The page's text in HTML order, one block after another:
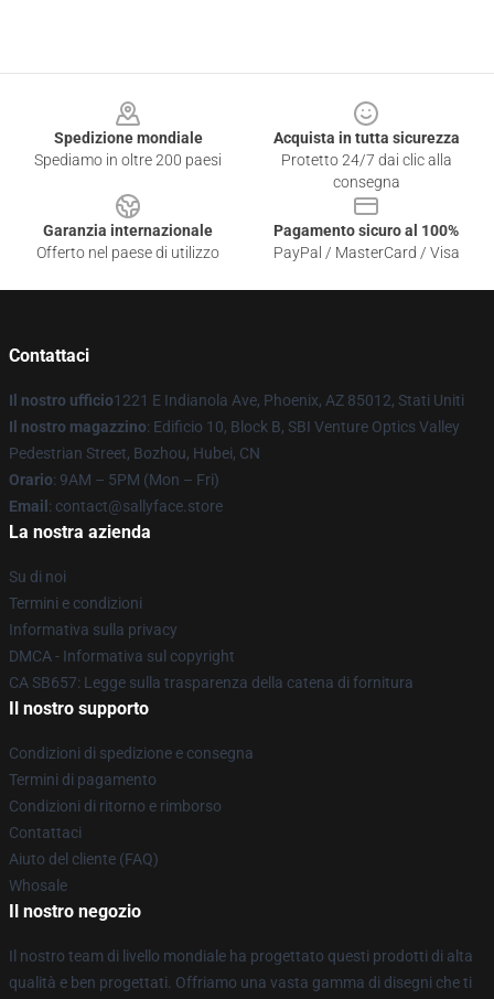
Spedizione mondiale
Spediamo in oltre 200 paesi
Acquista in tutta sicurezza
Protetto 24/7 dai clic alla
consegna
Garanzia internazionale
Offerto nel paese di utilizzo
Pagamento sicuro al 100%
PayPal / MasterCard / Visa
Contattaci
Il nostro ufficio1221 E Indianola Ave, Phoenix, AZ 85012, Stati Uniti
Il nostro magazzino: Edificio 10, Block B, SBI Venture Optics Valley
Pedestrian Street, Bozhou, Hubei, CN
Orario: 9AM – 5PM (Mon – Fri)
Email : contact@sallyface.store
La nostra azienda
Su di noi
Termini e condizioni
Informativa sulla privacy
DMCA - Informativa sul copyright
CA SB657: Legge sulla trasparenza della catena di fornitura
Il nostro supporto
Condizioni di spedizione e consegna
Termini di pagamento
Condizioni di ritorno e rimborso
Contattaci
Aiuto del cliente (FAQ)
Whosale
Il nostro negozio
Il nostro team di livello mondiale ha progettato questi prodotti di alta
qualità e ben progettati. Offriamo una vasta gamma di disegni che ti